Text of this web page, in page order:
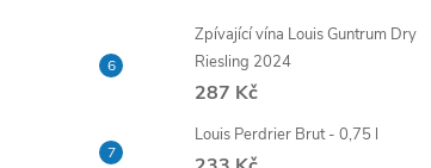
í
p
Zpívající vína Louis Guntrum Dry
Riesling 2024
287 Kč
Louis Perdrier Brut - 0,75 l